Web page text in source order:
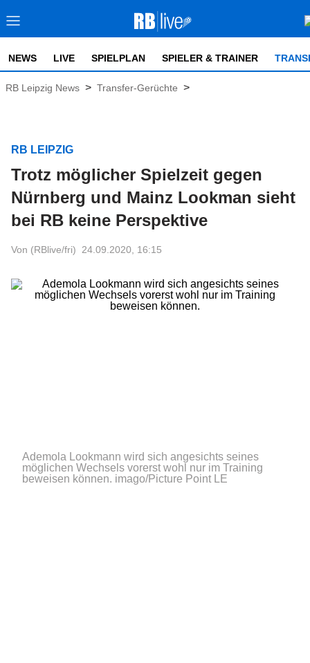
NEWS LIVE SPIELPLAN SPIELER & TRAINER
RB Leipzig News > Transfer-Gerüchte >
RB LEIPZIG
Trotz möglicher Spielzeit gegen
Nürnberg und Mainz Lookman sieht
bei RB keine Perspektive
Von (RBlive/fri) 24.09.2020, 16:15
Ademola Lookmann wird sich angesichts seines
möglichen Wechsels vorerst wohl nur im Training
beweisen können. imago/Picture Point LE